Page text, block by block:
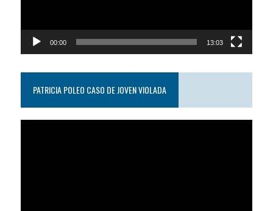
00:00 13:03
PATRICIA POLEO CASO DE JOVEN VIOLADA